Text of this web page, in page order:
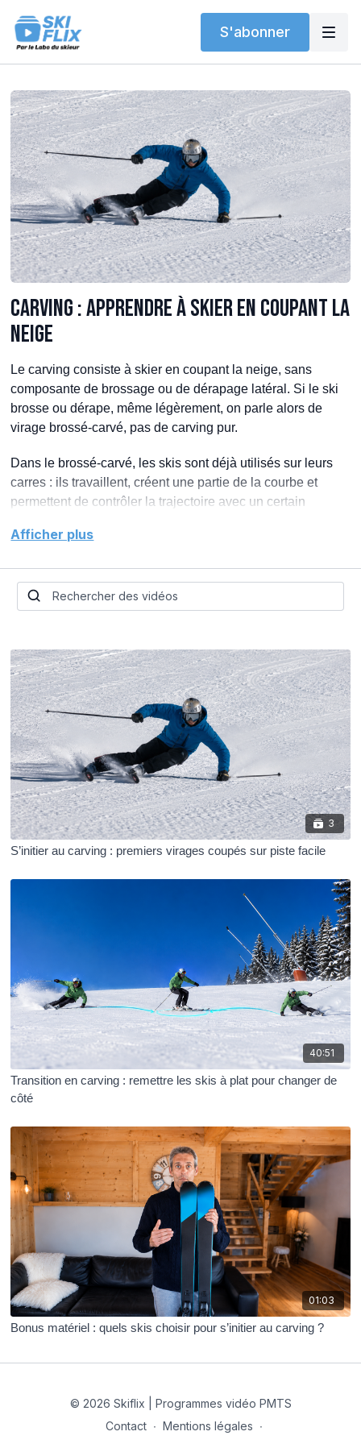
S'abonner
Carving : apprendre à skier en coupant la
neige
Le carving consiste à skier en coupant la neige, sans
composante de brossage ou de dérapage latéral. Si le ski
brosse ou dérape, même légèrement, on parle alors de
virage brossé-carvé, pas de carving pur.
Dans le brossé-carvé, les skis sont déjà utilisés sur leurs
carres : ils travaillent, créent une partie de la courbe et
permettent de contrôler la trajectoire avec un certain
logique : les skis coupent la neige, suivent leur rayon de
sensations d’accroche, d’accélération et de déplacement
latéral du skieur deviennent beaucoup plus marquées.
pas parce qu’il faudrait apprendre à “tourner autrement”
avec les jambes ou orienter les skis, mais parce que les
mêmes mouvements doivent devenir plus précis : basculer
les pieds, maintenir l’équilibre, gérer l’angle, remettre les
skis à plat au bon moment, puis changer de côté sans
précipiter ni bloquer la transition.
Les obstacles apparaissent souvent dès que la pente
augmente. Certains skieurs arrivent à générer de premiers
virages coupés sur piste verte ou bleue douce, mais
perdent le contrôle sur une bonne piste bleue ou sur une
skis ne dérapent presque plus, mais leurs virages restent
trop ouverts : ils descendent vite vers le bas de la pente
sans vraiment transférer la vitesse latéralement.
Cette catégorie vous aide à construire progressivement ces
sensations et les mouvements qui les rendent possibles :
d’abord avec des premiers virages coupés sur piste facile,
puis avec un travail plus précis sur la transition, la remise à
plat, le changement de côté et la gestion de la vitesse.
Afficher plus
3
S’initier au carving : premiers virages coupés sur piste facile
40:51
Transition en carving : remettre les skis à plat pour changer de
côté
01:03
Bonus matériel : quels skis choisir pour s’initier au carving ?
© 2026 Skiflix | Programmes vidéo PMTS
Contact ∙ Mentions légales ∙